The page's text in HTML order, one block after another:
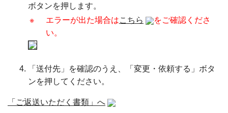
ボタンを押します。
※
エラーが出た場合はこちら
をご確認くださ
い。
「送付先」を確認のうえ、「変更・依頼する」ボタ
ンを押してください。
「ご返送いただく書類」へ